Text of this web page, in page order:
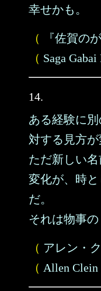
幸せかも。
（ 『佐賀の
（ Saga Gabai
14.
ある経験に
対する見方が
ただ新しい
変化が、時
だ。
それは物事の
（ アレン・
（ Allen Clein